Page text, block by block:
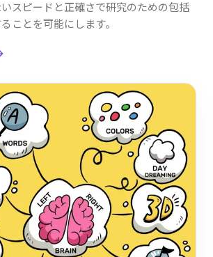
スピードと正確さで研究のための包括
ことを可能にします。